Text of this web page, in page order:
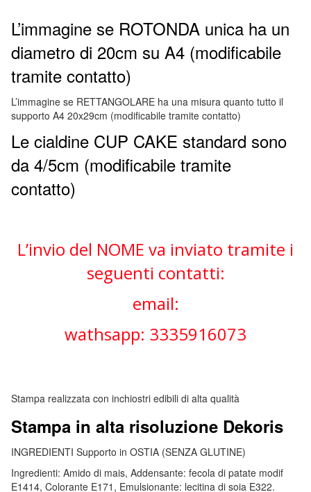
L’immagine se ROTONDA unica ha un
diametro di 20cm su A4 (modificabile
tramite contatto)
L’immagine se RETTANGOLARE ha una misura quanto tutto il
supporto A4 20x29cm (modificabile tramite contatto)
Le cialdine CUP CAKE standard sono
da 4/5cm (modificabile tramite
contatto)
L’invio del NOME va inviato tramite i
seguenti contatti:
email:
wathsapp: 3335916073
Stampa realizzata con inchiostri edibili di alta qualità
Stampa in alta risoluzione Dekoris
INGREDIENTI Supporto in OSTIA (SENZA GLUTINE)
Ingredienti: Amido di mais, Addensante: fecola di patate modif
E1414, Colorante E171, Emulsionante: lecitina di soia E322.